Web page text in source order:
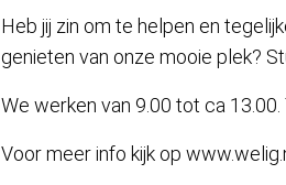
Heb jij zin om te helpen en
genieten van onze mooie plek?
We werken van 9.00 tot ca
Voor meer info kijk op